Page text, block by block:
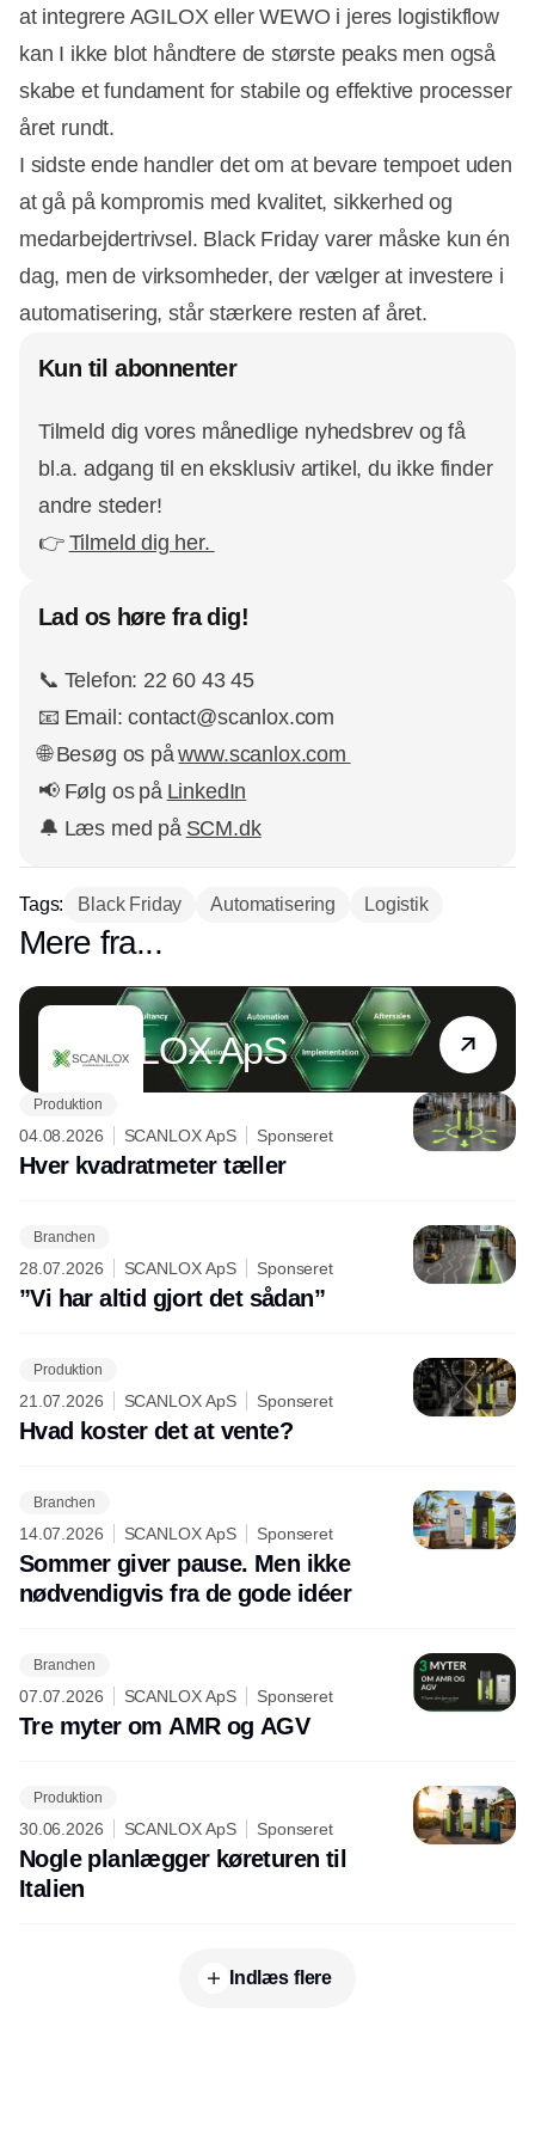
at integrere AGILOX eller WEWO i jeres logistikflow
kan I ikke blot håndtere de største peaks men også
skabe et fundament for stabile og effektive processer
året rundt.
I sidste ende handler det om at bevare tempoet uden
at gå på kompromis med kvalitet, sikkerhed og
medarbejdertrivsel. Black Friday varer måske kun én
dag, men de virksomheder, der vælger at investere i
automatisering, står stærkere resten af året.
Kun til abonnenter
Tilmeld dig vores månedlige nyhedsbrev og få
bl.a. adgang til en eksklusiv artikel, du ikke finder
andre steder!
👉 Tilmeld dig her.
Lad os høre fra dig!
📞 Telefon: 22 60 43 45
📧 Email: contact@scanlox.com
🌐 Besøg os påwww.scanlox.com
📢 Følg os på LinkedIn
🔔 Læs med på SCM.dk
Tags: Black Friday Automatisering Logistik
Mere fra...
SCANLOX ApS
Produktion
04.08.2026 SCANLOX ApS Sponseret
Hver kvadratmeter tæller
Branchen
28.07.2026 SCANLOX ApS Sponseret
”Vi har altid gjort det sådan”
Produktion
21.07.2026 SCANLOX ApS Sponseret
Hvad koster det at vente?
Branchen
14.07.2026 SCANLOX ApS Sponseret
Sommer giver pause. Men ikke
nødvendigvis fra de gode idéer
Branchen
07.07.2026 SCANLOX ApS Sponseret
Tre myter om AMR og AGV
Produktion
30.06.2026 SCANLOX ApS Sponseret
Nogle planlægger køreturen til
Italien
Indlæs flere